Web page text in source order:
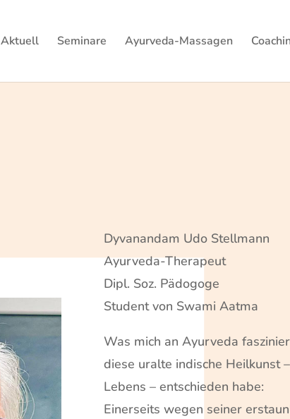
Aktuell Seminare Ayurveda-Massagen
Dyvanandam Udo Stellmann
Ayurveda-Therapeut
Dipl. Soz. Pädogoge
Student von Swami Aatma
Was mich an Ayurveda
diese uralte indische Heilkunst
Lebens – entschieden habe:
Einerseits wegen seiner